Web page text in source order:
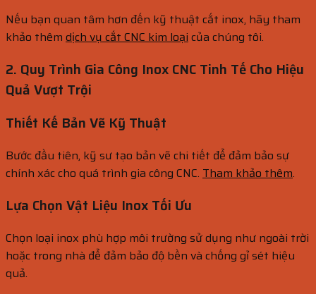
Nếu bạn quan tâm hơn đến kỹ thuật cắt inox, hãy tham
khảo thêm dịch vụ cắt CNC kim loại của chúng tôi.
2. Quy Trình Gia Công Inox CNC Tinh Tế Cho Hiệu
Quả Vượt Trội
Thiết Kế Bản Vẽ Kỹ Thuật
Bước đầu tiên, kỹ sư tạo bản vẽ chi tiết để đảm bảo sự
chính xác cho quá trình gia công CNC. Tham khảo thêm.
Lựa Chọn Vật Liệu Inox Tối Ưu
Chọn loại inox phù hợp môi trường sử dụng như ngoài trời
hoặc trong nhà để đảm bảo độ bền và chống gỉ sét hiệu
quả.